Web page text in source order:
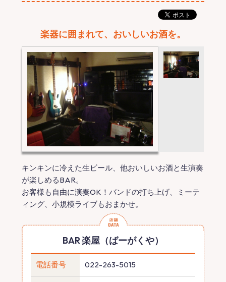
楽器に囲まれて、おいしいお酒を。
キンキンに冷えた生ビール、他おいしいお酒と生演奏
が楽しめるBAR。
お客様も自由に演奏OK！バンドの打ち上げ、ミーテ
ィング、小規模ライブもおまかせ。
BAR 楽屋（ばーがくや）
電話番号 022-263-5015